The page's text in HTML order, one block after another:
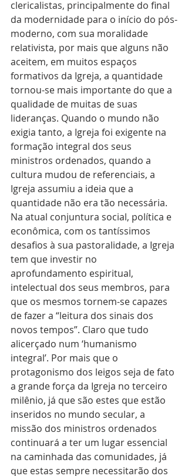
clericalistas, principalmente do final
da modernidade para o início do pós-
moderno, com sua moralidade
relativista, por mais que alguns não
aceitem, em muitos espaços
formativos da Igreja, a quantidade
tornou-se mais importante do que a
qualidade de muitas de suas
lideranças. Quando o mundo não
exigia tanto, a Igreja foi exigente na
formação integral dos seus
ministros ordenados, quando a
cultura mudou de referenciais, a
Igreja assumiu a ideia que a
quantidade não era tão necessária.
Na atual conjuntura social, política e
econômica, com os tantíssimos
desafios à sua pastoralidade, a Igreja
tem que investir no
aprofundamento espiritual,
intelectual dos seus membros, para
que os mesmos tornem-se capazes
de fazer a “leitura dos sinais dos
novos tempos”. Claro que tudo
alicerçado num ‘humanismo
integral’. Por mais que o
protagonismo dos leigos seja de fato
a grande força da Igreja no terceiro
milênio, já que são estes que estão
inseridos no mundo secular, a
missão dos ministros ordenados
continuará a ter um lugar essencial
na caminhada das comunidades, já
que estas sempre necessitarão dos